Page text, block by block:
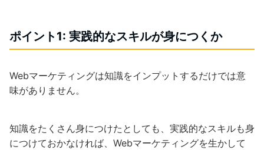
ポイント1: 実践的なスキルが身につくか
Webマーケティングは知識をインプットするだけでは意
味がありません。
知識をたくさん身につけたとしても、実践的なスキルも身
につけておかなければ、Webマーケティングを生かして